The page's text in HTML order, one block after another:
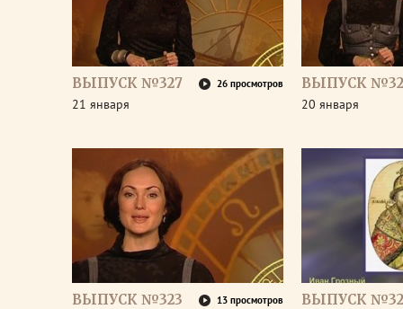
ВЫПУСК №327 26 просмотров
21 января
ВЫПУСК
20 января
ВЫПУСК №323 13 просмотров ВЫПУСК